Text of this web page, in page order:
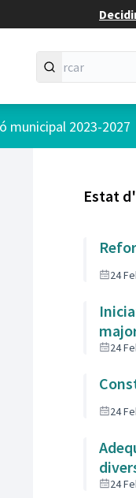
municipal 2023-2027
Estat
24
24
24
24